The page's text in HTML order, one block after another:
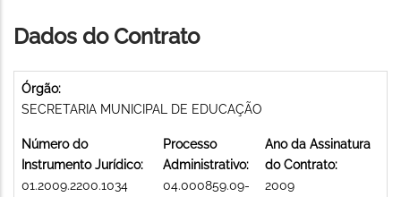
Dados do Contrato
Órgão:
SECRETARIA MUNICIPAL DE EDUCAÇÃO
Número do
Instrumento Jurídico:
01.2009.2200.1034
Processo
Administrativo:
04.000859.09-
Ano da Assinatura
do Contrato:
2009